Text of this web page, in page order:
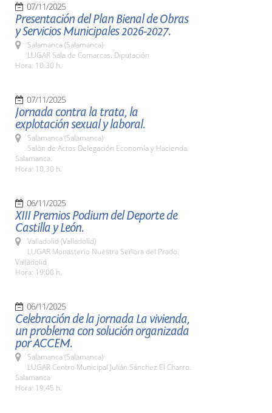
07/11/2025
Presentación del Plan Bienal de Obras
y Servicios Municipales 2026-2027.
Salamanca (Salamanca)
LUGAR Sala de Comarcas. Diputación
Hora: 10:30 h.
07/11/2025
Jornada contra la trata, la
explotación sexual y laboral.
Salamanca (Salamanca)
Salón de Actos Delegación Economía y Hacienda.
Salamanca.
Hora: 10,30 h.
06/11/2025
XIII Premios Podium del Deporte de
Castilla y León.
Valladolid (Valladolid)
LUGAR Monasterio Nuestra Señora del Prado.
Valladolid
Hora: 19:00 h.
06/11/2025
Celebración de la jornada La vivienda,
un problema con solución organizada
por ACCEM.
Salamanca (Salamanca)
LUGAR Centro Municipal Julián Sánchez El Charro.
Salamanca
Hora: 19,45 h.